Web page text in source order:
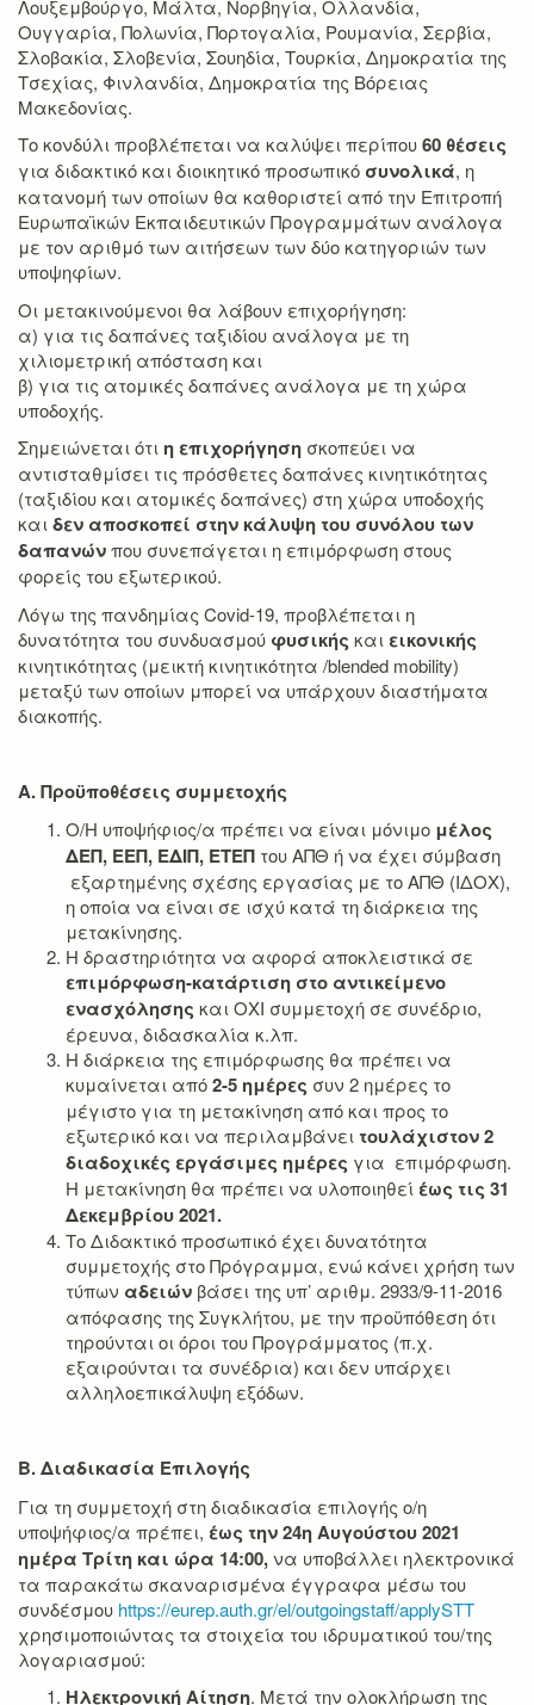
Λουξεμβούργο, Μάλτα, Νορβηγία, Ολλανδία,
Ουγγαρία, Πολωνία, Πορτογαλία, Ρουμανία, Σερβία,
Σλοβακία, Σλοβενία, Σουηδία, Τουρκία, Δημοκρατία της
Τσεχίας, Φινλανδία, Δημοκρατία της Βόρειας
Μακεδονίας.
Το κονδύλι προβλέπεται να καλύψει περίπου60 θέσεις
για διδακτικό και διοικητικό προσωπικό συνολικά, η
κατανομή των οποίων θα καθοριστεί από την Επιτροπή
Ευρωπαϊκών Εκπαιδευτικών Προγραμμάτων ανάλογα
με τον αριθμό των αιτήσεων των δύο κατηγοριών των
υποψηφίων.
Οι μετακινούμενοι θα λάβουν επιχορήγηση:
α) για τις δαπάνες ταξιδίου ανάλογα με τη
χιλιομετρική απόσταση και
β) για τις ατομικές δαπάνες ανάλογα με τη χώρα
υποδοχής.
Σημειώνεται ότι η επιχορήγηση σκοπεύει να
αντισταθμίσει τις πρόσθετες δαπάνες κινητικότητας
(ταξιδίου και ατομικές δαπάνες) στη χώρα υποδοχής
και δεν αποσκοπεί στην κάλυψη του συνόλου των
δαπανώνπου συνεπάγεται η επιμόρφωση στους
φορείς του εξωτερικού.
Λόγω της πανδημίας Covid-19, προβλέπεται η
δυνατότητα του συνδυασμού φυσικής και εικονικής
κινητικότητας (μεικτή κινητικότητα /blended mobility)
μεταξύ των οποίων μπορεί να υπάρχουν διαστήματα
διακοπής.
Α. Προϋποθέσεις συμμετοχής
Ο/Η υποψήφιος/α πρέπει να είναι μόνιμο μέλος
ΔΕΠ, ΕΕΠ, ΕΔΙΠ, ΕΤΕΠ του ΑΠΘ ή να έχει σύμβαση
εξαρτημένης σχέσης εργασίας με το ΑΠΘ (ΙΔΟΧ),
η οποία να είναι σε ισχύ κατά τη διάρκεια της
μετακίνησης.
Η δραστηριότητα να αφορά αποκλειστικά σε
επιμόρφωση-κατάρτιση στο αντικείμενο
ενασχόλησης και ΟΧΙ συμμετοχή σε συνέδριο,
έρευνα, διδασκαλία κ.λπ.
Η διάρκεια της επιμόρφωσης θα πρέπει να
κυμαίνεται από2-5 ημέρες συν 2 ημέρες το
μέγιστο για τη μετακίνηση από και προς το
εξωτερικό και να περιλαμβάνει τουλάχιστον 2
διαδοχικές εργάσιμες ημέρες για επιμόρφωση.
Η μετακίνηση θα πρέπει να υλοποιηθεί έως τις 31
Δεκεμβρίου 2021.
Το Διδακτικό προσωπικό έχει δυνατότητα
συμμετοχής στο Πρόγραμμα, ενώ κάνει χρήση των
τύπων αδειών βάσει της υπ’ αριθμ. 2933/9-11-2016
απόφασης της Συγκλήτου, με την προϋπόθεση ότι
τηρούνται οι όροι του Προγράμματος (π.χ.
εξαιρούνται τα συνέδρια) και δεν υπάρχει
αλληλοεπικάλυψη εξόδων.
Β. Διαδικασία Επιλογής
Για τη συμμετοχή στη διαδικασία επιλογής ο/η
υποψήφιος/α πρέπει, έως την24η Αυγούστου 2021
ημέρα Τρίτη και ώρα 14:00,να υποβάλλει ηλεκτρονικά
τα παρακάτω σκαναρισμένα έγγραφα μέσω του
συνδέσμου https://eurep.auth.gr/el/outgoingstaff/applySTT
χρησιμοποιώντας τα στοιχεία του ιδρυματικού του/της
λογαριασμού:
Ηλεκτρονική Αίτηση. Μετά την ολοκλήρωση της